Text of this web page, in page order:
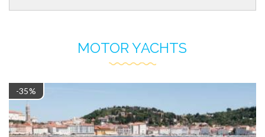
MOTOR YACHTS
-35%